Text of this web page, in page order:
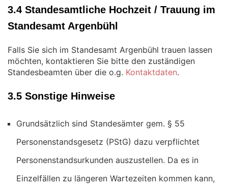
3.4 Standesamtliche Hochzeit / Trauung im
Standesamt Argenbühl
Falls Sie sich im Standesamt Argenbühl trauen lassen
möchten, kontaktieren Sie bitte den zuständigen
Standesbeamten über die o.g. Kontaktdaten.
3.5 Sonstige Hinweise
Grundsätzlich sind Standesämter gem. § 55
Personenstandsgesetz (PStG) dazu verpflichtet
Personenstandsurkunden auszustellen. Da es in
Einzelfällen zu längeren Wartezeiten kommen kann,